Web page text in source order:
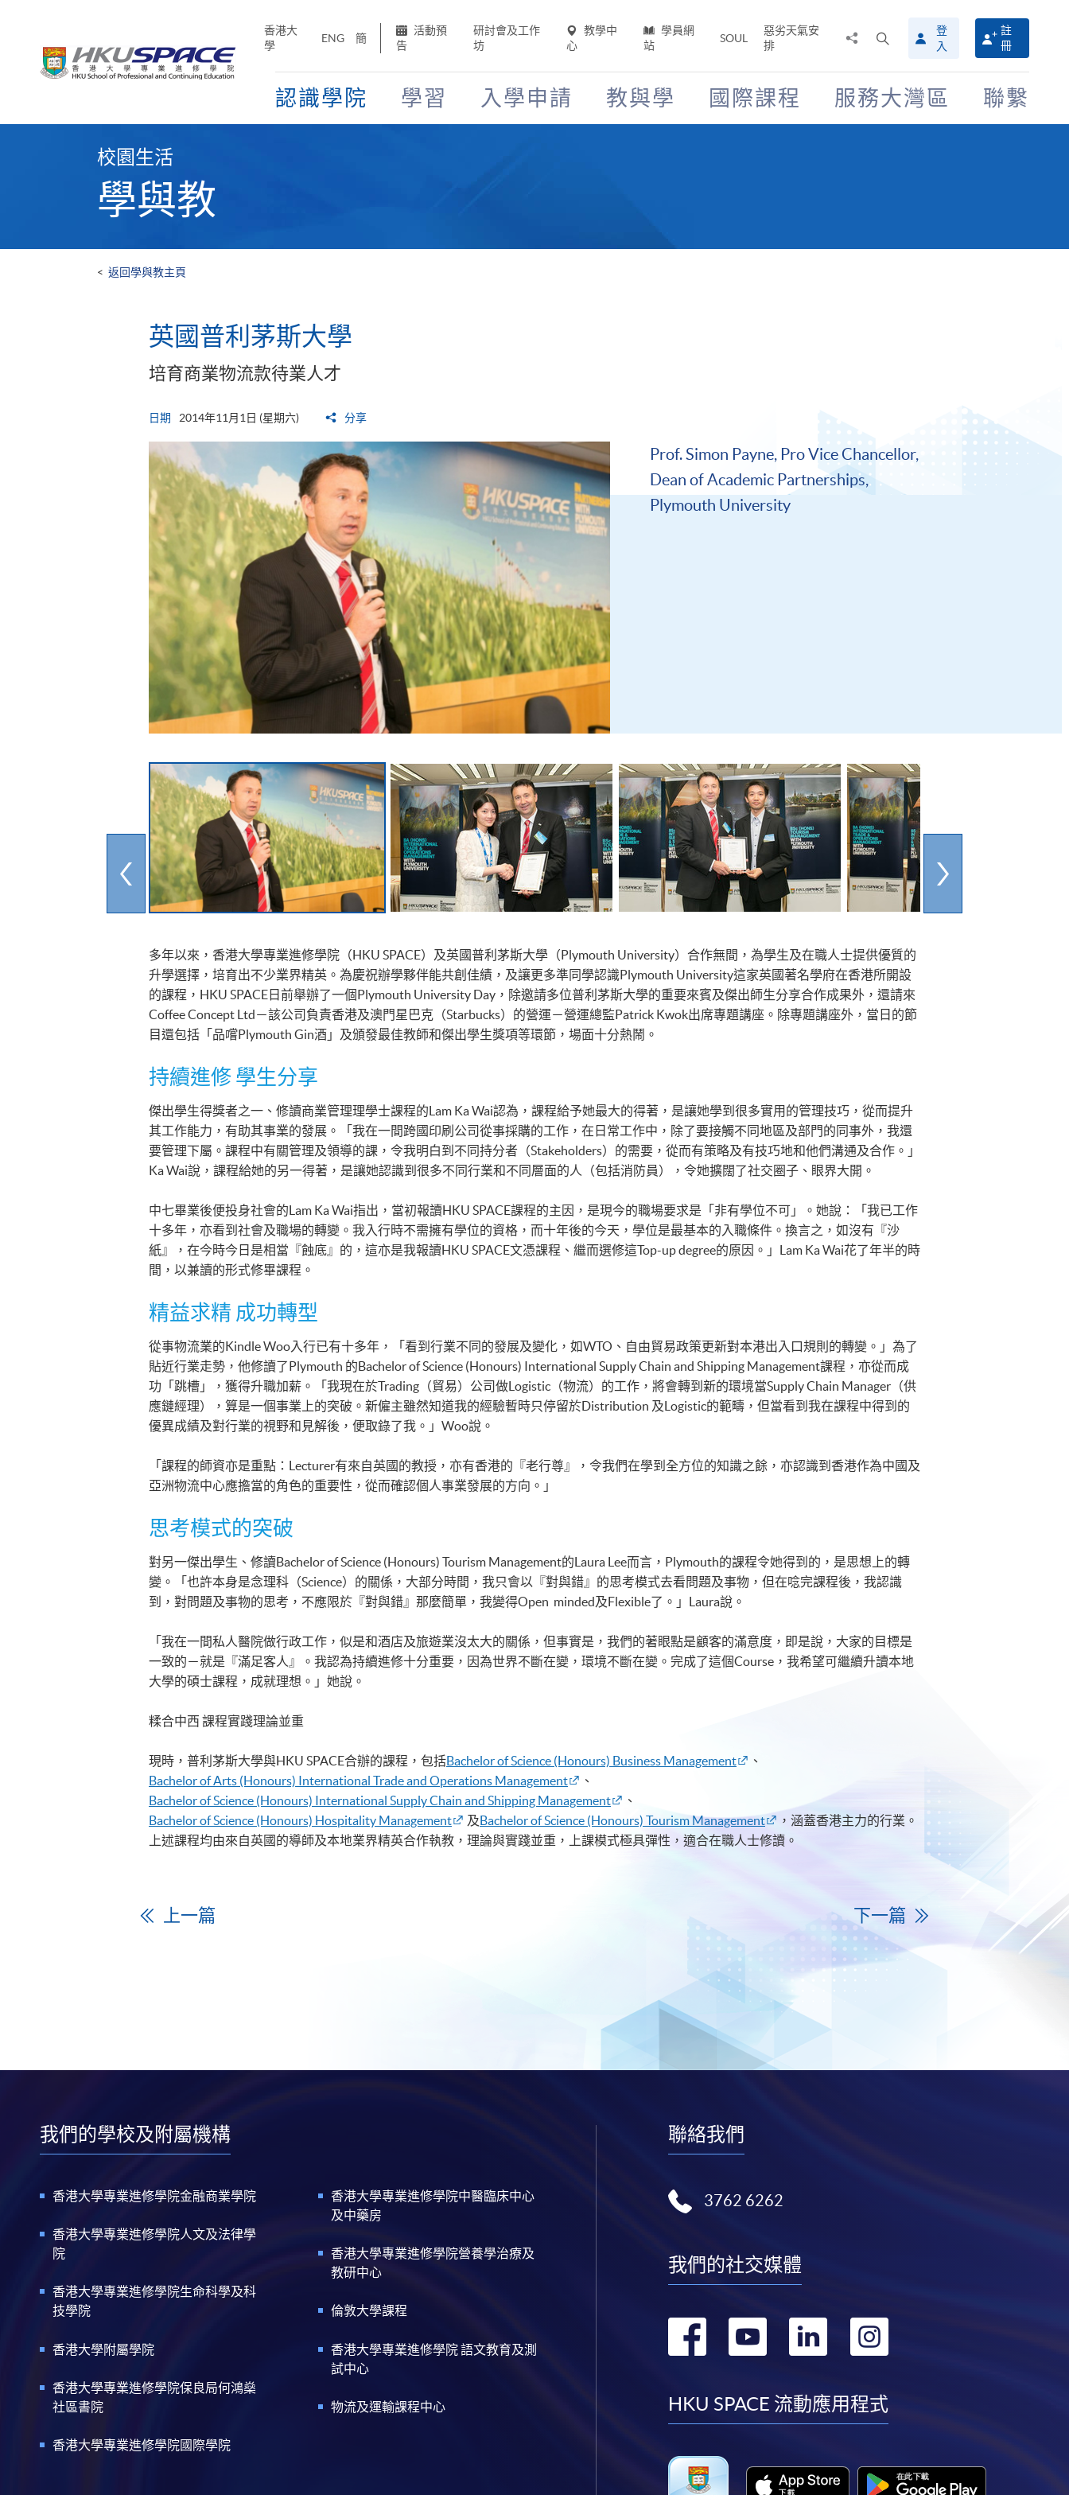
香港大
學
ENG 簡
活動預
告
研討會及工作
坊
教學中
心
學員網
站
SOUL
惡劣天氣安
排
搜
尋
介
面
登
入
註
冊
認識學院 學習 入學申請 教與學 國際課程 服務大灣區 聯繫
校園生活
學與教
< 返回學與教主頁
英國普利茅斯大學
培育商業物流款待業人才
日期 2014年11月1日 (星期六) 分享
Prof. Simon Payne, Pro Vice Chancellor,
Dean of Academic Partnerships,
Plymouth University
多年以來，香港大學專業進修學院（HKU SPACE）及英國普利茅斯大學（Plymouth University）合作無間，為學生及在職人士提供優質的
升學選擇，培育出不少業界精英。為慶祝辦學夥伴能共創佳績，及讓更多準同學認識Plymouth University這家英國著名學府在香港所開設
的課程，HKU SPACE日前舉辦了一個Plymouth University Day，除邀請多位普利茅斯大學的重要來賓及傑出師生分享合作成果外，還請來
Coffee Concept Ltd－該公司負責香港及澳門星巴克（Starbucks）的營運－營運總監Patrick Kwok出席專題講座。除專題講座外，當日的節
目還包括「品嚐Plymouth Gin酒」及頒發最佳教師和傑出學生獎項等環節，場面十分熱鬧。
持續進修 學生分享
傑出學生得獎者之一、修讀商業管理理學士課程的Lam Ka Wai認為，課程給予她最大的得著，是讓她學到很多實用的管理技巧，從而提升
其工作能力，有助其事業的發展。「我在一間跨國印刷公司從事採購的工作，在日常工作中，除了要接觸不同地區及部門的同事外，我還
要管理下屬。課程中有關管理及領導的課，令我明白到不同持分者（Stakeholders）的需要，從而有策略及有技巧地和他們溝通及合作。」
Ka Wai說，課程給她的另一得著，是讓她認識到很多不同行業和不同層面的人（包括消防員），令她擴闊了社交圈子、眼界大開。
中七畢業後便投身社會的Lam Ka Wai指出，當初報讀HKU SPACE課程的主因，是現今的職場要求是「非有學位不可」。她說：「我已工作
十多年，亦看到社會及職場的轉變。我入行時不需擁有學位的資格，而十年後的今天，學位是最基本的入職條件。換言之，如沒有『沙
紙』，在今時今日是相當『蝕底』的，這亦是我報讀HKU SPACE文憑課程、繼而選修這Top-up degree的原因。」Lam Ka Wai花了年半的時
間，以兼讀的形式修畢課程。
精益求精 成功轉型
從事物流業的Kindle Woo入行已有十多年，「看到行業不同的發展及變化，如WTO、自由貿易政策更新對本港出入口規則的轉變。」為了
貼近行業走勢，他修讀了Plymouth 的Bachelor of Science (Honours) International Supply Chain and Shipping Management課程，亦從而成
功「跳槽」，獲得升職加薪。「我現在於Trading（貿易）公司做Logistic（物流）的工作，將會轉到新的環境當Supply Chain Manager（供
應鏈經理），算是一個事業上的突破。新僱主雖然知道我的經驗暫時只停留於Distribution 及Logistic的範疇，但當看到我在課程中得到的
優異成績及對行業的視野和見解後，便取錄了我。」Woo說。
「課程的師資亦是重點：Lecturer有來自英國的教授，亦有香港的『老行尊』，令我們在學到全方位的知識之餘，亦認識到香港作為中國及
亞洲物流中心應擔當的角色的重要性，從而確認個人事業發展的方向。」
思考模式的突破
對另一傑出學生、修讀Bachelor of Science (Honours) Tourism Management的Laura Lee而言，Plymouth的課程令她得到的，是思想上的轉
變。「也許本身是念理科（Science）的關係，大部分時間，我只會以『對與錯』的思考模式去看問題及事物，但在唸完課程後，我認識
到，對問題及事物的思考，不應限於『對與錯』那麼簡單，我變得Open minded及Flexible了。」Laura說。
「我在一間私人醫院做行政工作，似是和酒店及旅遊業沒太大的關係，但事實是，我們的著眼點是顧客的滿意度，即是說，大家的目標是
一致的－就是『滿足客人』。我認為持續進修十分重要，因為世界不斷在變，環境不斷在變。完成了這個Course，我希望可繼續升讀本地
大學的碩士課程，成就理想。」她說。
糅合中西 課程實踐理論並重
現時，普利茅斯大學與HKU SPACE合辦的課程，包括Bachelor of Science (Honours) Business Management
、
Bachelor of Arts (Honours) International Trade and Operations Management
、
Bachelor of Science (Honours) International Supply Chain and Shipping Management
、
Bachelor of Science (Honours) Hospitality Management
及 Bachelor of Science (Honours) Tourism Management
，涵蓋香港主力的行業。
上述課程均由來自英國的導師及本地業界精英合作執教，理論與實踐並重，上課模式極具彈性，適合在職人士修讀。
上一篇 下一篇
我們的學校及附屬機構
香港大學專業進修學院金融商業學院
香港大學專業進修學院人文及法律學
院
香港大學專業進修學院生命科學及科
技學院
香港大學附屬學院
香港大學專業進修學院保良局何鴻燊
社區書院
香港大學專業進修學院國際學院
香港大學專業進修學院中醫臨床中心
及中藥房
香港大學專業進修學院營養學治療及
教研中心
倫敦大學課程
香港大學專業進修學院 語文教育及測
試中心
物流及運輸課程中心
聯絡我們
3762 6262
我們的社交媒體
轉
facebook
轉
youtube
轉
linkedin
轉
instagram
HKU SPACE 流動應用程式